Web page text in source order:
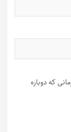
که دوباره